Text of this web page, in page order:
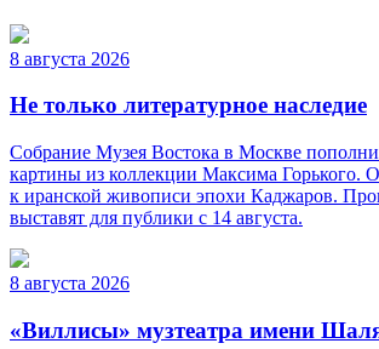
8 августа 2026
Не только литературное наследие
Собрание Музея Востока в Москве
картины из коллекции Максима Горького.
к иранской живописи эпохи Каджаров.
выставят для публики с 14 августа.
8 августа 2026
«Виллисы» музтеатра имени